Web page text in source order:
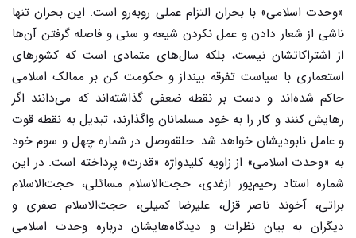
«وحدت اسلامی» با بحران التزام عملی روبه‌رو است. این بحران تنها
ناشی از شعار دادن و عمل نکردن شیعه و سنی و فاصله گرفتن آن‌ها
از اشتراکاتشان نیست، بلکه سال‌های متمادی است که کشورهای
استعماری با سیاست تفرقه بینداز و حکومت کن بر ممالک اسلامی
حاکم شده‌اند و دست بر نقطه ضعفی گذاشته‌اند که می‌دانند اگر
رهایش کنند و کار را به خود مسلمانان واگذارند، تبدیل به نقطه قوت
و عامل نابودیشان خواهد شد. حلقه‌وصل در شماره چهل ‌و سوم خود
به «وحدت اسلامی» از زاویه کلیدواژه «قدرت» پرداخته است. در این
شماره استاد رحیم‌پور ازغدی، حجت‌الاسلام مسائلی، حجت‌الاسلام
براتی، آخوند ناصر قزل، علیرضا کمیلی، حجت‌الاسلام صفری و
دیگران به بیان نظرات و دیدگاه‌هایشان درباره وحدت اسلامی